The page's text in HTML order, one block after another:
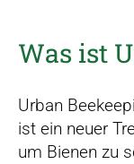
Was ist
Urban
ist ein neuer
um Bienen zu